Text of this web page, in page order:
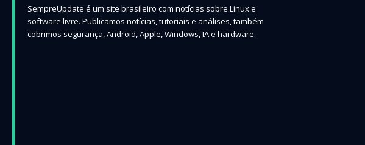
SempreUpdate é um site brasileiro com notícias sobre Linux e
software livre. Publicamos notícias, tutoriais e análises, também
cobrimos segurança, Android, Apple, Windows, IA e hardware.